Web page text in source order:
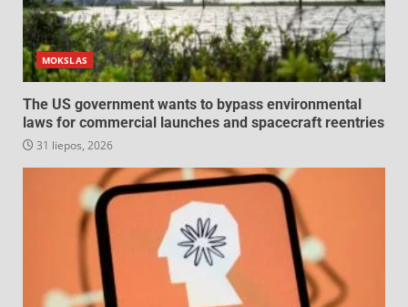
MOKSLAS
The US government wants to bypass environmental
laws for commercial launches and spacecraft reentries
31 liepos, 2026